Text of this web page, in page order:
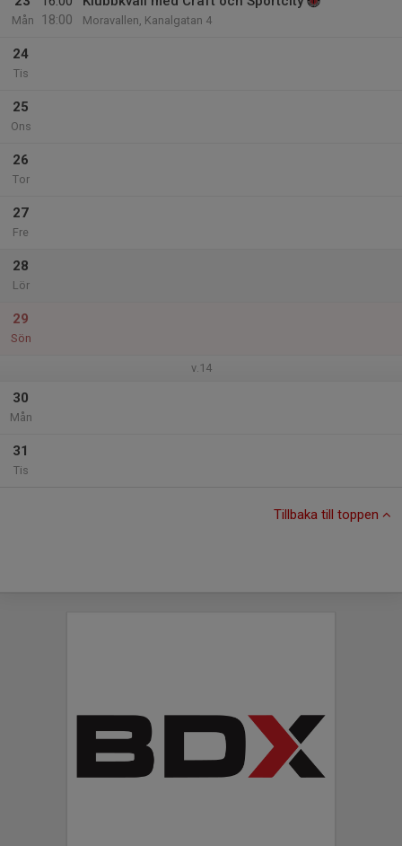
Mån
18:00
Moravallen, Kanalgatan 4
24
Tis
25
Ons
26
Tor
27
Fre
28
Lör
29
Sön
v.14
30
Mån
31
Tis
Tillbaka till toppen